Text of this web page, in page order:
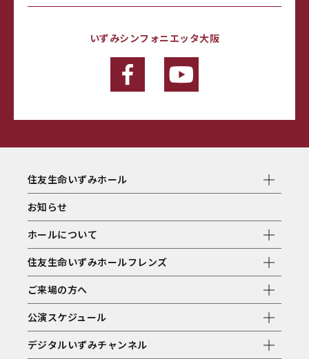
いずみシンフォニエッタ大阪
住友生命いずみホール
お知らせ
ホールについて
住友生命いずみホールフレンズ
ご来場の方へ
公演スケジュール
デジタルいずみチャンネル